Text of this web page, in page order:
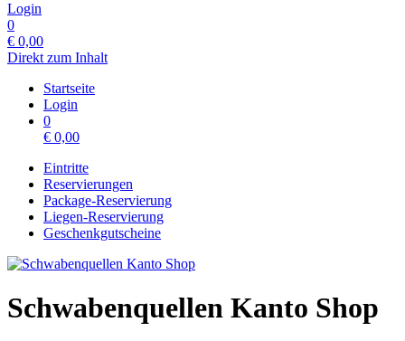
Login
0
€ 0,00
Direkt zum Inhalt
Startseite
Login
0
€ 0,00
Eintritte
Reservierungen
Package-Reservierung
Liegen-Reservierung
Geschenkgutscheine
Schwabenquellen Kanto Shop